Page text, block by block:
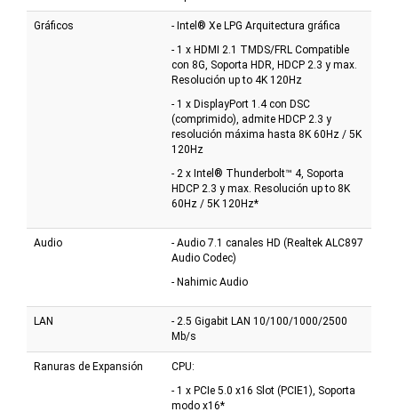
Gráficos
- Intel® Xe LPG Arquitectura gráfica
- 1 x HDMI 2.1 TMDS/FRL Compatible
con 8G, Soporta HDR, HDCP 2.3 y max.
Resolución up to 4K 120Hz
- 1 x DisplayPort 1.4 con DSC
(comprimido), admite HDCP 2.3 y
resolución máxima hasta 8K 60Hz / 5K
120Hz
- 2 x Intel® Thunderbolt™ 4, Soporta
HDCP 2.3 y max. Resolución up to 8K
60Hz / 5K 120Hz*
Audio
- Audio 7.1 canales HD (Realtek ALC897
Audio Codec)
- Nahimic Audio
LAN
- 2.5 Gigabit LAN 10/100/1000/2500
Mb/s
Ranuras de Expansión
CPU:
- 1 x PCIe 5.0 x16 Slot (PCIE1), Soporta
modo x16*